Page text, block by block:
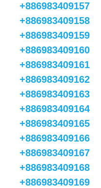
+886983409157
+886983409158
+886983409159
+886983409160
+886983409161
+886983409162
+886983409163
+886983409164
+886983409165
+886983409166
+886983409167
+886983409168
+886983409169